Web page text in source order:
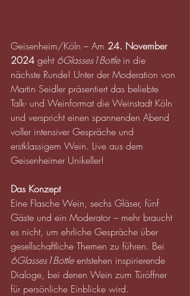
Geisenheim/Köln – Am 24. November
2024 geht 6Glasses1Bottle in die
nächste Runde! Unter der Moderation von
Martin Seidler präsentiert das beliebte
Talk- und Weinformat die Weinstadt Köln
und verspricht einen spannenden Abend
voller intensiver Gespräche und
erstklassigem Wein. Live aus dem
Geisenheimer Unikeller!
Das Konzept
Eine Flasche Wein, sechs Gläser, fünf
Gäste und ein Moderator – mehr braucht
es nicht, um ehrliche Gespräche über
gesellschaftliche Themen zu führen. Bei
6Glasses1Bottle entstehen inspirierende
Dialoge, bei denen Wein zum Türöffner
für persönliche Einblicke wird.